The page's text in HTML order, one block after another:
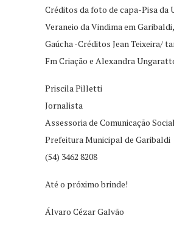
Créditos da foto de capa-Pisa da
Veraneio da Vindima em
Gaúcha -Créditos Jean Teixeira/
Fm Criação e Alexandra
Priscila Pilletti
Jornalista
Assessoria de Comunicação Social
Prefeitura Municipal de Garibaldi
(54) 3462 8208
Até o próximo brinde!
Álvaro Cézar Galvão